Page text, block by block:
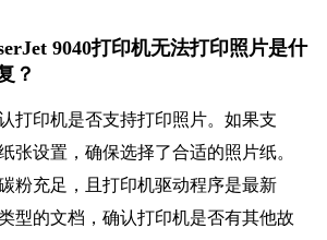
9040打印机无法打印照片是什
？
打印机是否支持打印照片。如果支
张设置，确保选择了合适的照片纸。
粉充足，且打印机驱动程序是最新
型的文档，确认打印机是否有其他故